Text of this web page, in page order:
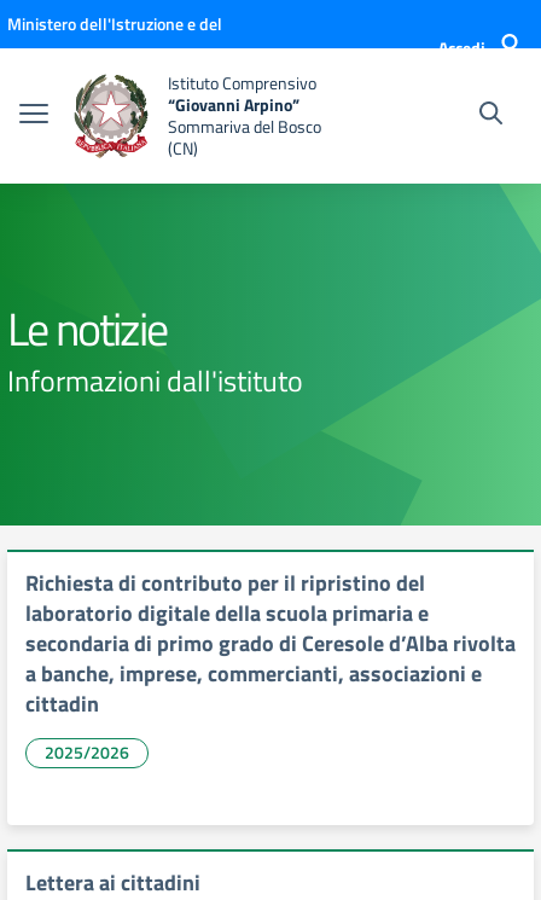
Vai ai contenuti
Vai al menu di navigazione
Vai al footer
Ministero dell'Istruzione e del
Accedi
Istituto Comprensivo
“Giovanni Arpino”
Sommariva del Bosco
(CN)
Le notizie
Informazioni dall'istituto
Richiesta di contributo per il ripristino del
laboratorio digitale della scuola primaria e
secondaria di primo grado di Ceresole d’Alba rivolta
a banche, imprese, commercianti, associazioni e
cittadin
2025/2026
Lettera ai cittadini